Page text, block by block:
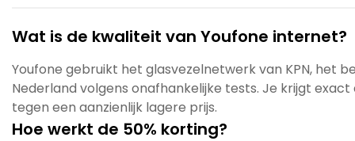
Wat is de kwaliteit van Youfone internet?
Youfone gebruikt het glasvezelnetwerk van KPN, het
Nederland volgens onafhankelijke tests. Je krijgt
tegen een aanzienlijk lagere prijs.
Hoe werkt de 50% korting?